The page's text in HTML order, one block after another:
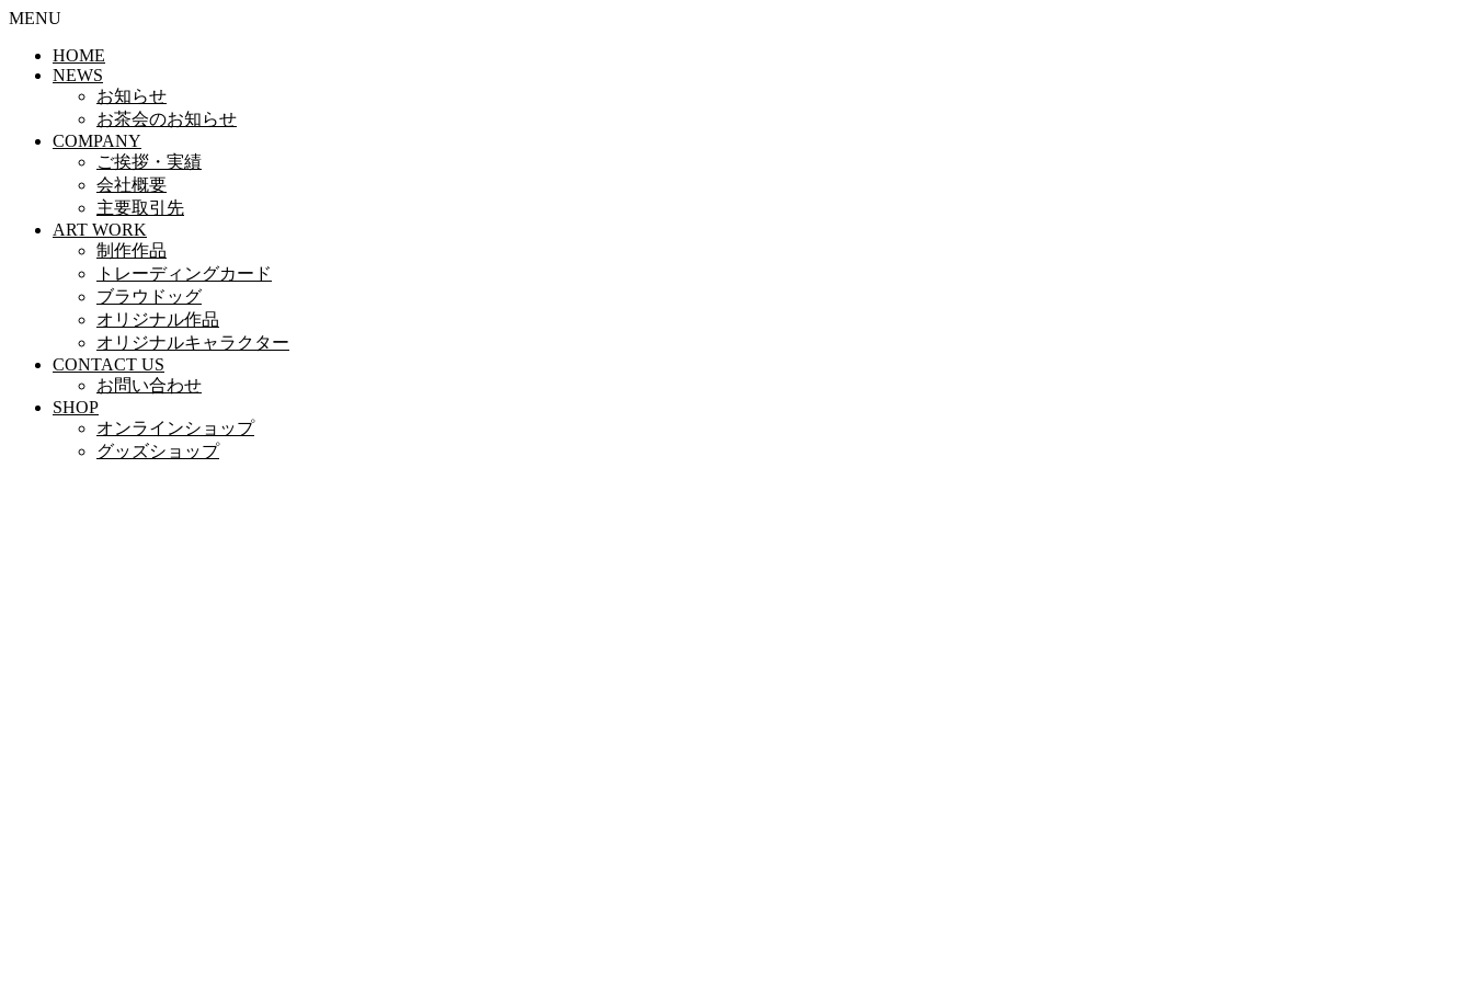
MENU
HOME
NEWS
お知らせ
お茶会のお知らせ
COMPANY
ご挨拶・実績
会社概要
主要取引先
ART WORK
制作作品
トレーディングカード
ブラウドッグ
オリジナル作品
オリジナルキャラクター
CONTACT US
お問い合わせ
SHOP
オンラインショップ
グッズショップ